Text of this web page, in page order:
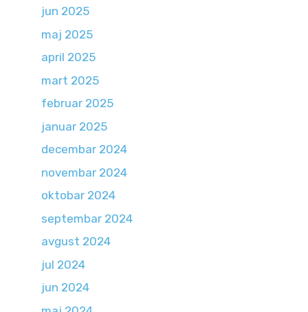
jun 2025
maj 2025
april 2025
mart 2025
februar 2025
januar 2025
decembar 2024
novembar 2024
oktobar 2024
septembar 2024
avgust 2024
jul 2024
jun 2024